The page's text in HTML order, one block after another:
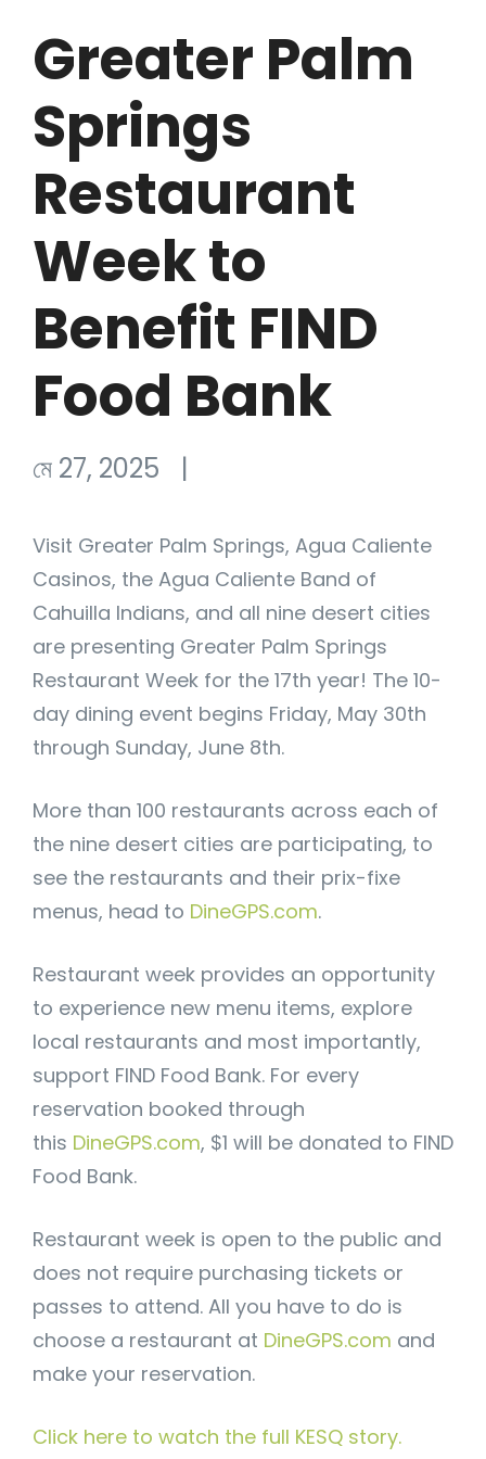
Greater Palm
Springs
Restaurant
Week to
Benefit FIND
Food Bank
মে 27, 2025 |
Visit Greater Palm Springs, Agua Caliente
Casinos, the Agua Caliente Band of
Cahuilla Indians, and all nine desert cities
are presenting Greater Palm Springs
Restaurant Week for the 17th year! The 10-
day dining event begins Friday, May 30th
through Sunday, June 8th.
More than 100 restaurants across each of
the nine desert cities are participating, to
see the restaurants and their prix-fixe
menus, head to DineGPS.com.
Restaurant week provides an opportunity
to experience new menu items, explore
local restaurants and most importantly,
support FIND Food Bank. For every
reservation booked through
this DineGPS.com, $1 will be donated to FIND
Food Bank.
Restaurant week is open to the public and
does not require purchasing tickets or
passes to attend. All you have to do is
choose a restaurant at DineGPS.com and
make your reservation.
Click here to watch the full KESQ story.